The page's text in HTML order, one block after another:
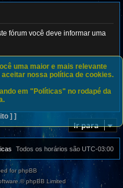
fórum você deve informar uma
Ir para
uma maior e mais relevante
nossa política de cookies.
em "Políticas" no rodapé da
] ]
Todos os horários são UTC-03:00
for phpBB
© phpBB Limited